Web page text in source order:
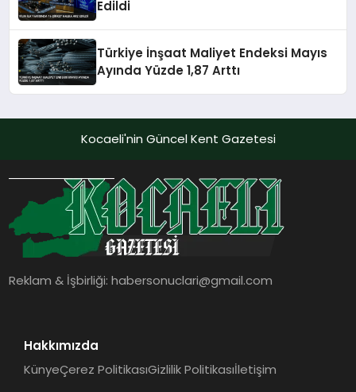
Edildi
Türkiye İnşaat Maliyet Endeksi Mayıs
Ayında Yüzde 1,87 Arttı
Kocaeli'nin Güncel Kent Gazetesi
Reklam & İşbirliği:habersonuclari@gmail.com
Hakkımızda
KünyeÇerez PolitikasıGizlilik Politikasıİletişim